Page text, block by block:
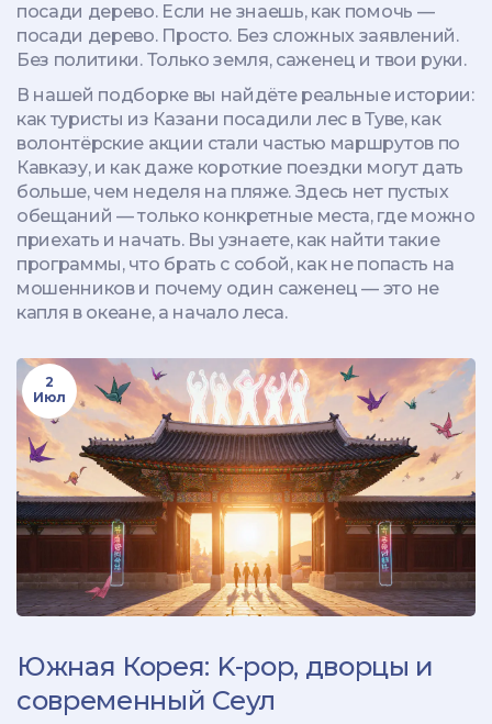
посади дерево. Если не знаешь, как помочь —
посади дерево. Просто. Без сложных заявлений.
Без политики. Только земля, саженец и твои руки.
В нашей подборке вы найдёте реальные истории:
как туристы из Казани посадили лес в Туве, как
волонтёрские акции стали частью маршрутов по
Кавказу, и как даже короткие поездки могут дать
больше, чем неделя на пляже. Здесь нет пустых
обещаний — только конкретные места, где можно
приехать и начать. Вы узнаете, как найти такие
программы, что брать с собой, как не попасть на
мошенников и почему один саженец — это не
капля в океане, а начало леса.
2
Июл
Южная Корея: K-pop, дворцы и
современный Сеул